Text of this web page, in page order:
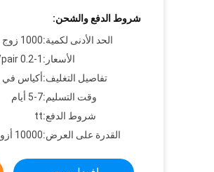
شروط الدفع والشحن:
الحد الأدنى لكمية:1000 زوج
الأسعار: 0.2-1 USD/pair
تفاصيل التغليف:أكياس في
وقت التسليم:5-7 أيام
شروط الدفع:tt
القدرة على العرض:10000 أزواج / الكرتون